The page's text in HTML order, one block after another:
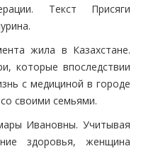
Текст Присяги
жила в Казахстане.
которые впоследствии
с медициной в городе
своими семьями.
Ивановны. Учитывая
здоровья, женщина